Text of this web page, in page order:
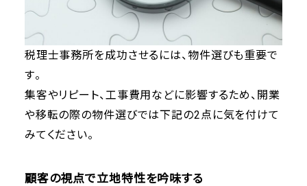
税理士事務所を成功させるには、物件選びも重要で
す。
集客やリピート、工事費用などに影響するため、開業
や移転の際の物件選びでは下記の2点に気を付けて
みてください。
顧客の視点で立地特性を吟味する